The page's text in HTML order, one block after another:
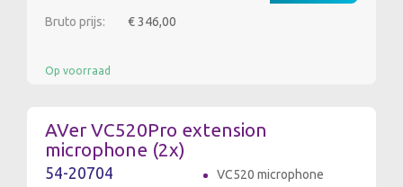
Bruto prijs: € 346,00
Op voorraad
AVer VC520Pro extension
microphone (2x)
54-20704
VC520 microphone